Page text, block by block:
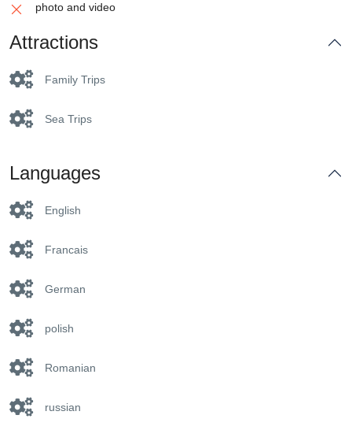
photo and video
Attractions
Family Trips
Sea Trips
Languages
English
Francais
German
polish
Romanian
russian